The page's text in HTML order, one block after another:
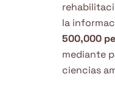
la
500,000
mediante
ciencias